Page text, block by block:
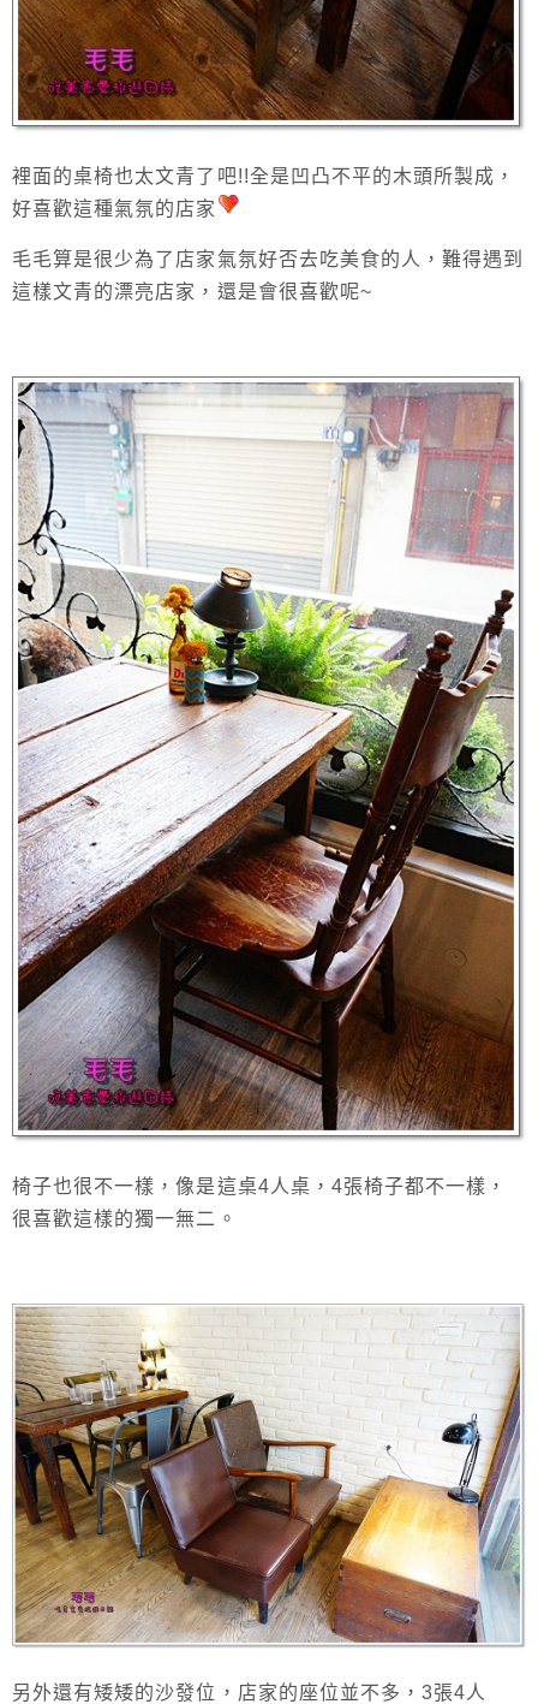
裡面的桌椅也太文青了吧!!全是凹凸不平的木頭所製成，
好喜歡這種氣氛的店家
毛毛算是很少為了店家氣氛好否去吃美食的人，難得遇到
這樣文青的漂亮店家，還是會很喜歡呢~
椅子也很不一樣，像是這桌4人桌，4張椅子都不一樣，
很喜歡這樣的獨一無二。
另外還有矮矮的沙發位，店家的座位並不多，3張4人